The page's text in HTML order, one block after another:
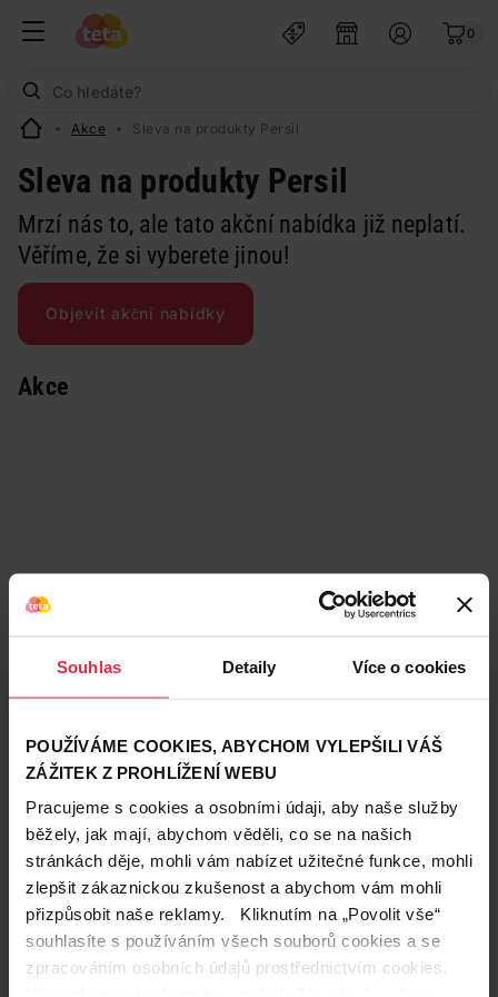
Souhlas Detaily Více o cookies
POUŽÍVÁME COOKIES, ABYCHOM VYLEPŠILI VÁŠ
ZÁŽITEK Z PROHLÍŽENÍ WEBU
Pracujeme s cookies a osobními údaji, aby naše služby
běžely, jak mají, abychom věděli, co se na našich
stránkách děje, mohli vám nabízet užitečné funkce, mohli
zlepšit zákaznickou zkušenost a abychom vám mohli
přizpůsobit naše reklamy. Kliknutím na „Povolit vše“
souhlasíte s používáním všech souborů cookies a se
zpracováním osobních údajů prostřednictvím cookies.
0
Akce Sleva na produkty Persil
Sleva na produkty Persil
Mrzí nás to, ale tato akční nabídka již neplatí.
Věříme, že si vyberete jinou!
Objevit akční nabídky
Akce
Teta prodejny a služby